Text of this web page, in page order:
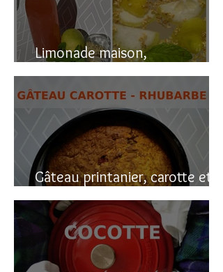
Limonade maison,
naturellement pétillante!!!
Gâteau printanier, carotte et
rhubarbe